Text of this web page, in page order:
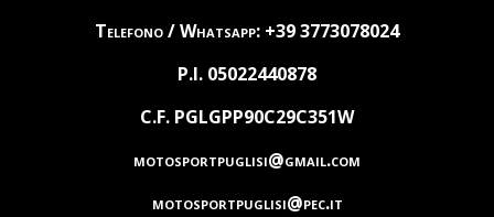
Telefono / Whatsapp: +39 3773078024
P.I. 05022440878
C.F. PGLGPP90C29C351W
motosportpuglisi@gmail.com
motosportpuglisi@pec.it